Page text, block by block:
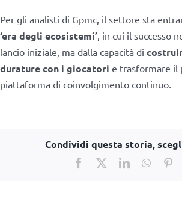
Per gli analisti di Gpmc, il settore sta
‘era degli ecosistemi’, in cui il successo
lancio iniziale, ma dalla capacità di
durature con i giocatori e trasformare il
piattaforma di coinvolgimento continuo.
Condividi questa storia,
Facebook
X LinkedIn